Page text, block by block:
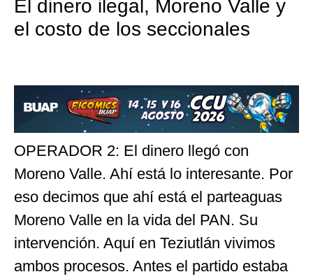
El dinero ilegal, Moreno Valle y
el costo de los seccionales
OPERADOR 2: El dinero llegó con
Moreno Valle. Ahí está lo interesante. Por
eso decimos que ahí está el parteaguas
Moreno Valle en la vida del PAN. Su
intervención. Aquí en Teziutlán vivimos
ambos procesos. Antes el partido estaba